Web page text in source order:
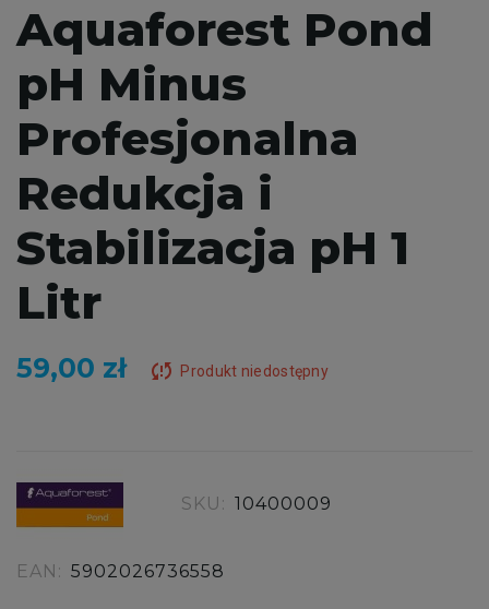
Aquaforest Pond
pH Minus
Profesjonalna
Redukcja i
Stabilizacja pH 1
Litr
59,00 zł sync_problem Produkt niedostępny
SKU: 10400009
EAN: 5902026736558